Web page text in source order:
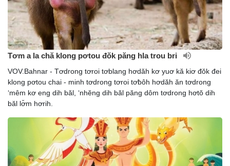
Tơm a la chă klong pơtou đŏk păng hla trou bri
VOV.Bahnar - Tơdrong tơroi tơblang hơdăh kơ yuơ kă kiơ đŏk đei
klong pơtou chai - minh tơdrong tơroi tơƀôh hơdăh ăn tơdrong
‘mêm kơ eng dih băl, ‘nhĕng dih băl păng dôm tơdrong hơtŏ dih
băl lơ̆m hơrih.